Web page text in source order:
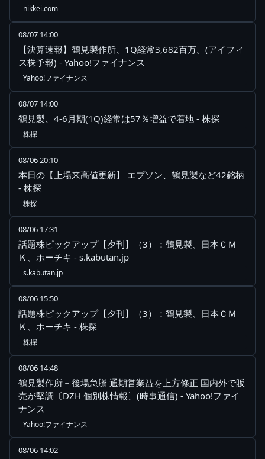
nikkei.com
08/07 14:00
【決算速報】鶴見製作所、1Q経常3,682百万。(アイフィ
ス株予報) - Yahoo!ファイナンス
Yahoo!ファイナンス
08/07 14:00
鶴見製、4-6月期(1Q)経常は57％増益で着地 - 株探
株探
08/06 20:10
本日の【上場来高値更新】 エプソン、鶴見製など42銘柄
- 株探
株探
08/06 17:31
話題株ピックアップ【夕刊】（3）：鶴見製、日本ＣＭ
Ｋ、ホーチキ - s.kabutan.jp
s.kabutan.jp
08/06 15:50
話題株ピックアップ【夕刊】（3）：鶴見製、日本ＣＭ
Ｋ、ホーチキ - 株探
株探
08/06 14:48
鶴見製作所－後場急騰 通期営業益を上方修正 国内外で販
売が堅調〔DZH 個別株情報〕(時事通信) - Yahoo!ファイ
ナンス
Yahoo!ファイナンス
08/06 14:02